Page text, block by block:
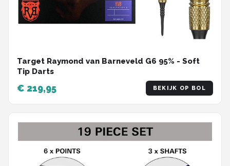
Target Raymond van Barneveld G6 95% - Soft
Tip Darts
€ 219,95 BEKIJK OP BOL